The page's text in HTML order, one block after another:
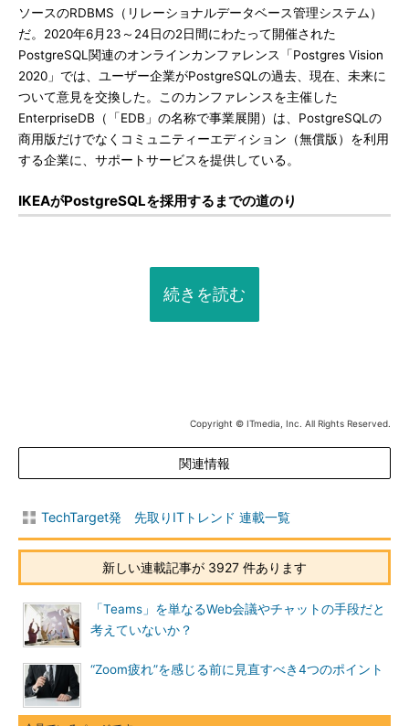
ソースのRDBMS（リレーショナルデータベース管理システム）
だ。2020年6月23～24日の2日間にわたって開催された
PostgreSQL関連のオンラインカンファレンス「Postgres Vision
2020」では、ユーザー企業がPostgreSQLの過去、現在、未来に
ついて意見を交換した。このカンファレンスを主催した
EnterpriseDB（「EDB」の名称で事業展開）は、PostgreSQLの
商用版だけでなくコミュニティーエディション（無償版）を利用
する企業に、サポートサービスを提供している。
IKEAがPostgreSQLを採用するまでの道のり
続きを読む
Copyright © ITmedia, Inc. All Rights Reserved.
関連情報
TechTarget発 先取りITトレンド 連載一覧
新しい連載記事が 3927 件あります
「Teams」を単なるWeb会議やチャットの手段だと
考えていないか？
“Zoom疲れ”を感じる前に見直すべき4つのポイント